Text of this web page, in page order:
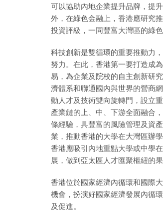
可以協助內地企業提升品牌，提
外，在綠色金融上，香港應研究
投資評級，一同豐富大灣區的綠色
科技創新是雙循環的重要推動力
努力。在此，香港第一要打造成
易，為企業及院校的自主創新研
濟體系和聯通國內與世界的營商
動人才及技術雙向旋轉門，設立
產業鏈的上、中、下游全面融合
條經驗，具豐富的風險管理及資
業，推動香港的大學在大灣區辦
香港應吸引內地重點大學或中學
展，做到亞太區人才匯聚樞紐的果
香港位於國家經濟內循環和國際
機會，扮演好國家經濟發展內循
及促進。